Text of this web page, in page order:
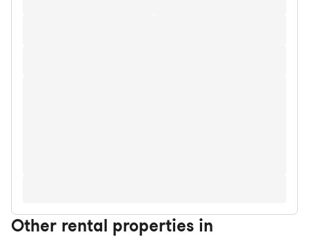
Other rental properties in